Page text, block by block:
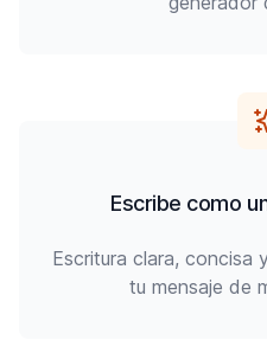
Escribe como
Escritura clara, concisa
tu mensaje de